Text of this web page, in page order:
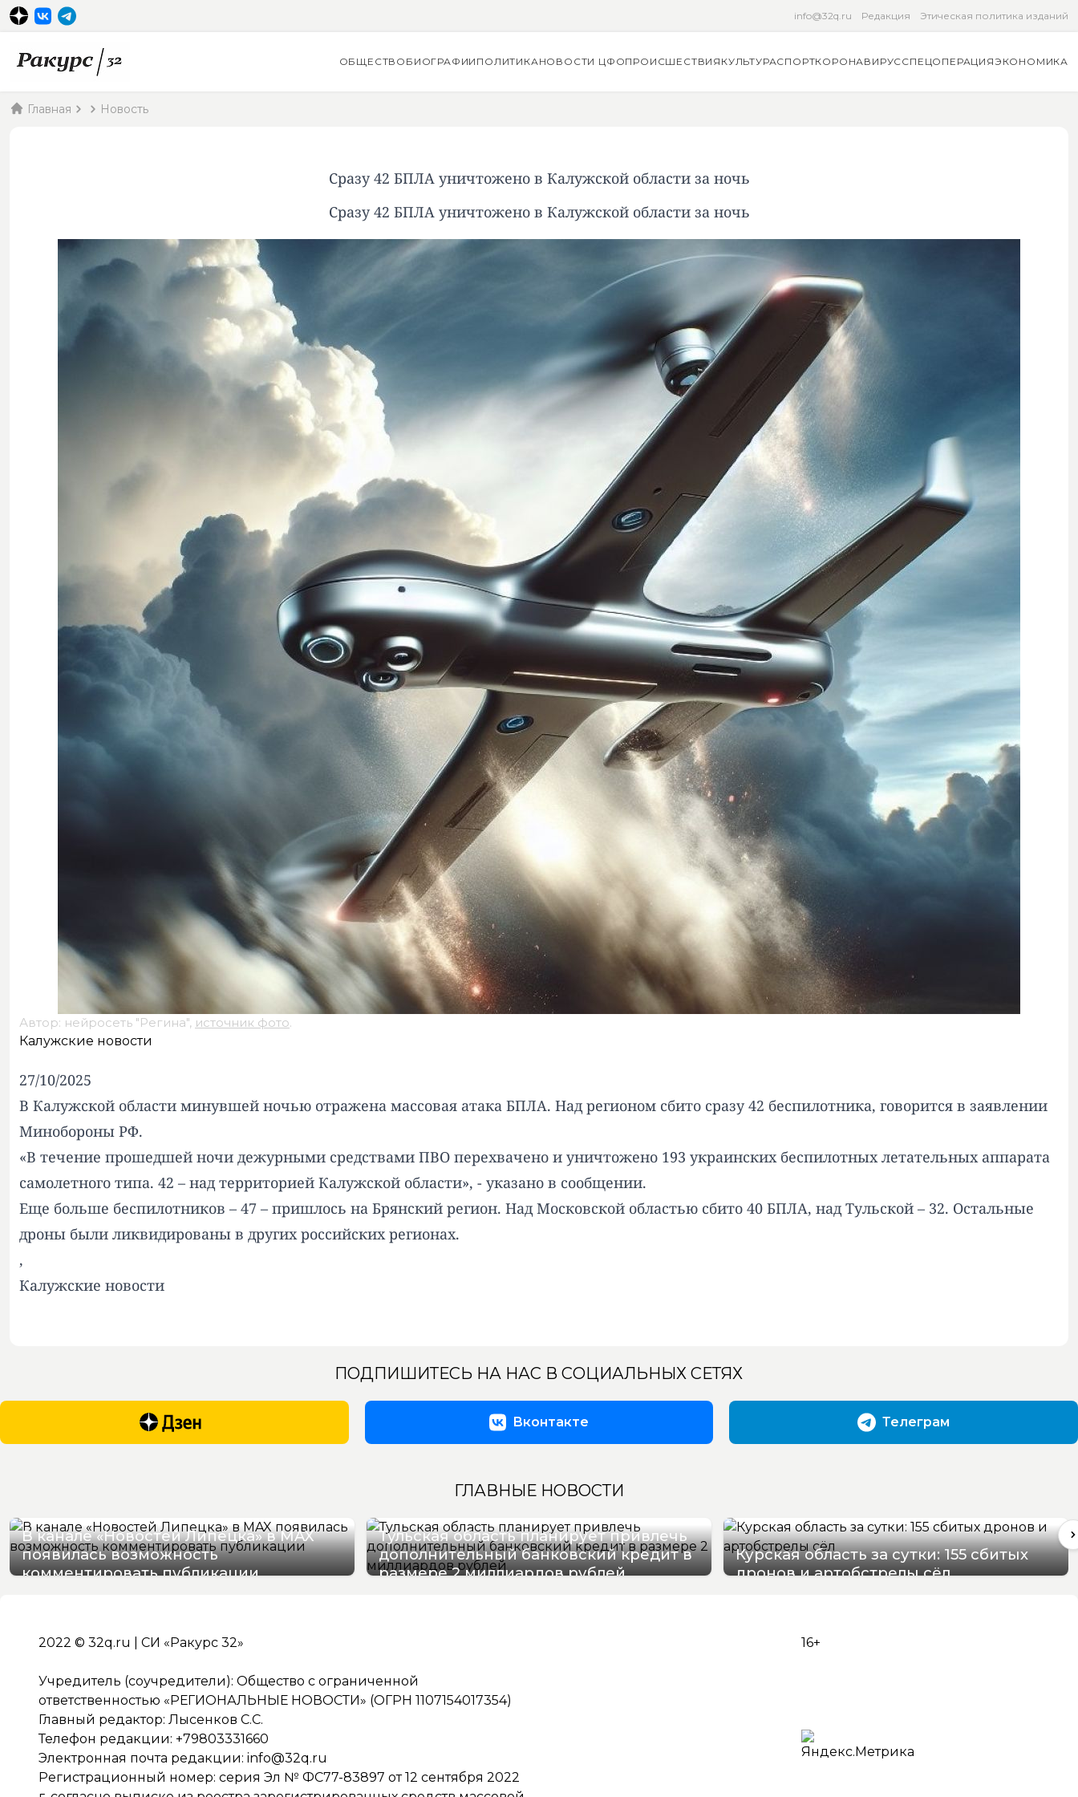
info@32q.ru Редакция Этическая политика изданий
ОБЩЕСТВО БИОГРАФИИ ПОЛИТИКАНОВОСТИ ЦФОПРОИСШЕСТВИЯ КУЛЬТУРАСПОРТКОРОНАВИРУССПЕЦОПЕРАЦИЯЭКОНОМИКА
Главная Новость
Сразу 42 БПЛА уничтожено в Калужской области за ночь
Сразу 42 БПЛА уничтожено в Калужской области за ночь
Автор: нейросеть "Регина", источник фото.
Калужские новости
27/10/2025
В Калужской области минувшей ночью отражена массовая атака БПЛА. Над регионом сбито сразу 42 беспилотника, говорится в заявлении
Минобороны РФ.
«В течение прошедшей ночи дежурными средствами ПВО перехвачено и уничтожено 193 украинских беспилотных летательных аппарата
самолетного типа. 42 – над территорией Калужской области», - указано в сообщении.
Еще больше беспилотников – 47 – пришлось на Брянский регион. Над Московской областью сбито 40 БПЛА, над Тульской – 32. Остальные
дроны были ликвидированы в других российских регионах.
,
Калужские новости
ПОДПИШИТЕСЬ НА НАС В СОЦИАЛЬНЫХ СЕТЯХ
Вконтакте Телеграм
ГЛАВНЫЕ НОВОСТИ
В канале «Новостей Липецка» в MAX
появилась возможность
комментировать публикации
Тульская область планирует привлечь
дополнительный банковский кредит в
размере 2 миллиардов рублей
Курская область за сутки: 155 сбитых
дронов и артобстрелы сёл
2022 © 32q.ru | СИ «Ракурс 32»
Учредитель (соучредители): Общество с ограниченной
ответственностью «РЕГИОНАЛЬНЫЕ НОВОСТИ» (ОГРН 1107154017354)
Главный редактор: Лысенков С.С.
Телефон редакции: +79803331660
Электронная почта редакции: info@32q.ru
Регистрационный номер: серия Эл № ФС77-83897 от 12 сентября 2022
16+